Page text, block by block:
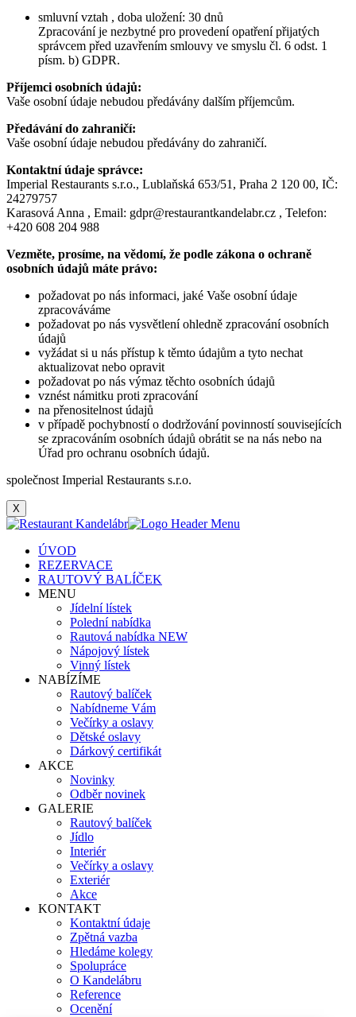
smluvní vztah , doba uložení: 30 dnů
Zpracování je nezbytné pro provedení opatření přijatých
správcem před uzavřením smlouvy ve smyslu čl. 6 odst. 1
písm. b) GDPR.
Příjemci osobních údajů:
Vaše osobní údaje nebudou předávány dalším příjemcům.
Předávání do zahraničí:
Vaše osobní údaje nebudou předávány do zahraničí.
Kontaktní údaje správce:
Imperial Restaurants s.r.o., Lublaňská 653/51, Praha 2 120 00, IČ:
24279757
Karasová Anna , Email: gdpr@restaurantkandelabr.cz , Telefon:
+420 608 204 988
Vezměte, prosíme, na vědomí, že podle zákona o ochraně
osobních údajů máte právo:
požadovat po nás informaci, jaké Vaše osobní údaje
zpracováváme
požadovat po nás vysvětlení ohledně zpracování osobních
údajů
vyžádat si u nás přístup k těmto údajům a tyto nechat
aktualizovat nebo opravit
požadovat po nás výmaz těchto osobních údajů
vznést námitku proti zpracování
na přenositelnost údajů
v případě pochybností o dodržování povinností souvisejících
se zpracováním osobních údajů obrátit se na nás nebo na
Úřad pro ochranu osobních údajů.
společnost Imperial Restaurants s.r.o.
X
ÚVOD
REZERVACE
RAUTOVÝ BALÍČEK
MENU
Jídelní lístek
Polední nabídka
Rautová nabídka NEW
Nápojový lístek
Vinný lístek
NABÍZÍME
Rautový balíček
Nabídneme Vám
Večírky a oslavy
Dětské oslavy
Dárkový certifikát
AKCE
Novinky
Odběr novinek
GALERIE
Rautový balíček
Jídlo
Interiér
Večírky a oslavy
Exteriér
Akce
KONTAKT
Kontaktní údaje
Zpětná vazba
Hledáme kolegy
Spolupráce
O Kandelábru
Reference
Ocenění